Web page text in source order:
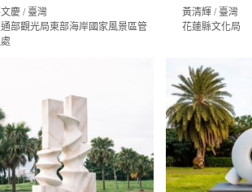
慶 / 臺灣
部觀光局東部海岸國家風景區管
黃清輝 / 臺灣
花蓮縣文化局